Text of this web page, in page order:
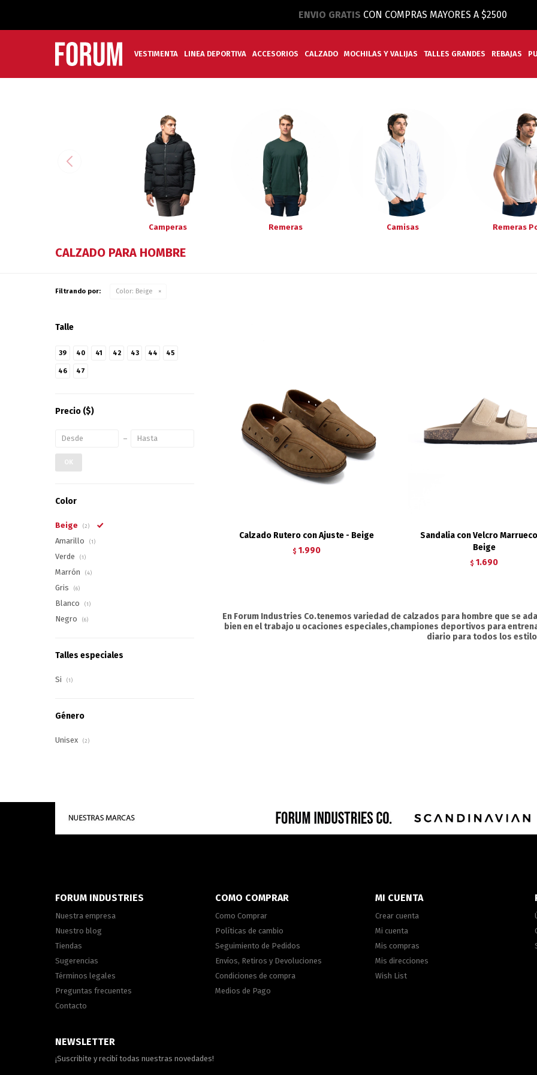
ENVIO GRATIS CON COMPRAS MAYORES A $2500
VESTIMENTA LINEA DEPORTIVA ACCESORIOS CALZADO MOCHILAS Y VALIJAS TALLES GRANDES REBAJAS
Camperas Remeras Camisas Remeras
CALZADO PARA HOMBRE
Filtrando por: Color: Beige
Calzado Rutero con Ajuste - Beige
$ 1.990
Sandalia con Velcro
Beige
$ 1.690
En Forum Industries Co.tenemos variedad de calzados para hombre que se
bien en el trabajo u ocaciones especiales,championes deportivos para
diario para todos los
Talle
39 40 41 42 43 44 45
46 47
Precio ($)
OK
Color
Beige (2)
Amarillo (1)
Verde (1)
Marrón (4)
Gris (6)
Blanco (1)
Negro (6)
Talles especiales
Si (1)
Género
Unisex (2)
FORUM INDUSTRIES
Nuestra empresa
Nuestro blog
Tiendas
Sugerencias
Términos legales
Preguntas frecuentes
Contacto
COMO COMPRAR
Como Comprar
Políticas de cambio
Seguimiento de Pedidos
Envíos, Retiros y Devoluciones
Condiciones de compra
Medios de Pago
MI CUENTA
Crear cuenta
Mi cuenta
Mis compras
Mis direcciones
Wish List
NEWSLETTER
¡Suscribite y recibí todas nuestras novedades!